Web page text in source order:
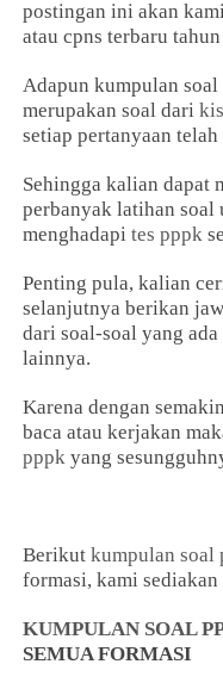
postingan ini akan
atau cpns terbaru
Adapun kumpulan
merupakan soal dari
setiap pertanyaan
Sehingga kalian dapat
perbanyak latihan
menghadapites pppk
Penting pula, kalian
selanjutnya berikan
dari soal-soal yang
lainnya.
Karena dengan
baca atau kerjakan
pppk yang
Berikutkumpulan soal
formasi, kami
KUMPULAN SOAL
SEMUA FORMASI